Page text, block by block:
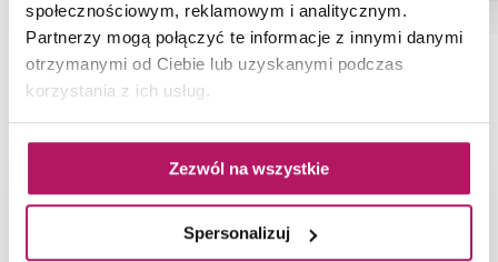
społecznościowym, reklamowym i analitycznym.
Partnerzy mogą połączyć te informacje z innymi danymi
otrzymanymi od Ciebie lub uzyskanymi podczas
korzystania z ich usług.
Zezwól na wszystkie
Spersonalizuj
NAJNOWSZE ARTYKUŁY